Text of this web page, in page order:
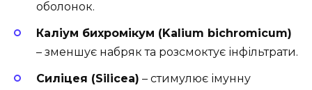
оболонок.
Каліум бихромікум (Kalium bichromicum)
– зменшує набряк та розсмоктує інфільтрати.
Силіцея (Silicea) – стимулює імунну